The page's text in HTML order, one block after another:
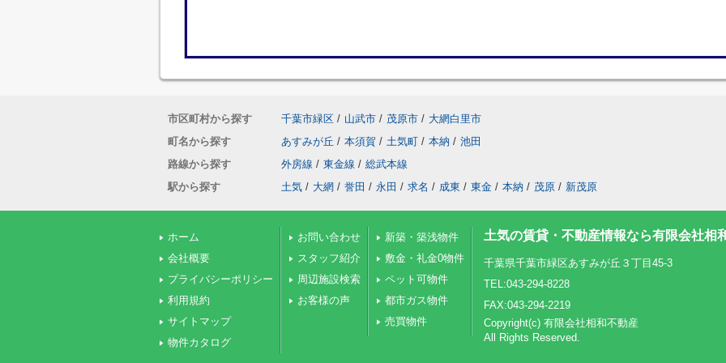
市区町村から探す 千葉市緑区 / 山武市 / 茂原市 / 大網白里市
町名から探す
あすみが丘 / 本須賀 / 土気町 / 本納 / 池田
路線から探す
外房線 / 東金線 / 総武本線
駅から探す
土気 / 大網 / 誉田 / 永田 / 求名 / 成東 / 東金 / 本納 / 茂原 / 新茂原
ホーム
会社概要
プライバシーポリシー
利用規約
サイトマップ
物件カタログ
お問い合わせ
スタッフ紹介
周辺施設検索
お客様の声
新築・築浅物件
敷金・礼金0物件
ペット可物件
都市ガス物件
売買物件
土気の賃貸・不動産情報なら有限会社相
千葉県千葉市緑区あすみが丘３丁目45-3
TEL:043-294-8228
FAX:043-294-2219
Copyright(c) 有限会社相和不動産
All Rights Reserved.